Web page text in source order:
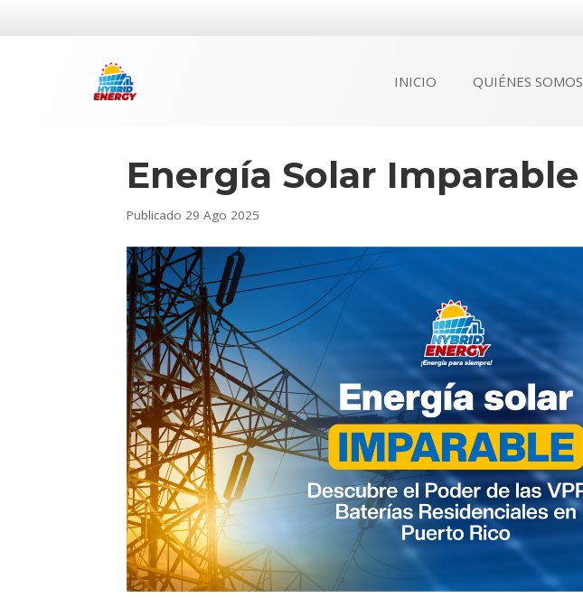
INICIO QUIÉNES SOMOS
Energía Solar Imparable
Publicado 29 Ago 2025